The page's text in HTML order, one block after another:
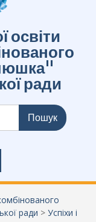
освіти
ради
ради > Успіхи і